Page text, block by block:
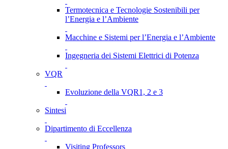
Termotecnica e Tecnologie Sostenibili per
l’Energia e l’Ambiente
Macchine e Sistemi per l’Energia e l’Ambiente
Ingegneria dei Sistemi Elettrici di Potenza
VQR
Evoluzione della VQR1, 2 e 3
Sintesi
Dipartimento di Eccellenza
Visiting Professors